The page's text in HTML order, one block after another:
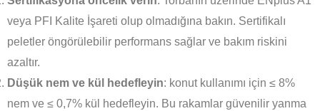
veya PFI Kalite İşareti olup olmadığına bakın. Sertifikalı
peletler öngörülebilir performans sağlar ve bakım riskini
azaltır.
Düşük nem ve kül hedefleyin: konut kullanımı için ≤ 8%
nem ve ≤ 0,7% kül hedefleyin. Bu rakamlar güvenilir yanma